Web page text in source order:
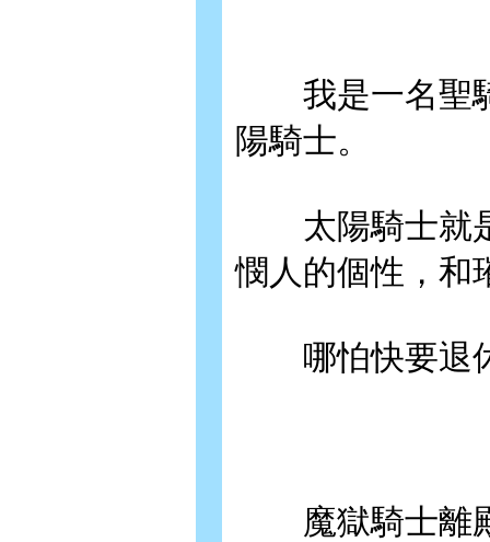
我是一名聖騎
陽騎士。
太陽騎士就是
憫人的個性，和
哪怕快要退
魔獄騎士離殿